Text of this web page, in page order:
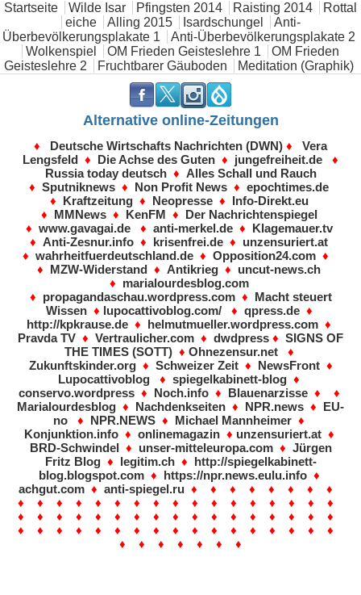
Hauptmenü
Startseite Wilde Isar Pfingsten 2014 Raisting 2014
Rottal
eiche
Alling 2015 Isardschungel
Anti-
Überbevölkerungsplakate 1
Anti-Überbevölkerungsplakate 2
Wolkenspiel
OM Frieden Geisteslehre 1
OM Frieden
Geisteslehre 2
Fruchtbarer Gäuboden Meditation (Graphik)
. . . .
Alternative online-Zeitungen
♦ Deutsche Wirtschafts Nachrichten (DWN) ♦ Vera
Lengsfeld ♦ Die Achse des Guten ♦ jungefreiheit.de
♦
Russia today deutsch♦ Alles Schall und Rauch
♦ Sputniknews ♦ Non Profit News ♦ epochtimes.de
♦
Kraftzeitung♦ Neopresse♦
Info-Direkt.eu
♦
MMNews♦ KenFM ♦
Der Nachrichtenspiegel
♦ www.gavagai.de ♦ anti-merkel.de♦
Klagemauer.tv
♦ Anti-Zesnur.info ♦ krisenfrei.de ♦ unzensuriert.at
♦ wahrheitfuerdeutschland.de ♦ Opposition24.com ♦
♦
MZW-Widerstand ♦ Antikrieg ♦ uncut-news.ch
♦ marialourdesblog.com
♦ propagandaschau.wordpress.com ♦
Macht steuert
Wissen♦ lupocattivoblog.com/ ♦ qpress.de♦
http://kpkrause.de ♦ helmutmueller.wordpress.com ♦
Pravda TV ♦ Vertraulicher.com ♦ dwdpress ♦ SIGNS OF
THE TIMES (SOTT) ♦ Ohnezensur.net♦
Zukunftskinder.org♦ Schweizer Zeit♦ NewsFront♦
Lupocattivoblog ♦ spiegelkabinett-blog ♦
conservo.wordpress♦ Noch.info♦ Blauenarzisse♦ ♦
Marialourdesblog ♦ Nachdenkseiten ♦ NPR.news ♦
EU-
no ♦ NPR.NEWS ♦ Michael Mannheimer ♦
Konjunktion.info♦ onlinemagazin♦ unzensuriert.at♦
BRD-Schwindel
♦ unser-mitteleuropa.com♦ Jürgen
Fritz Blog♦ legitim.ch♦
http://spiegelkabinett-
blog.blogspot.com♦ https://npr.news.eulu.info♦
achgut.com ♦ anti-spiegel.ru ♦ ♦ ♦ ♦ ♦ ♦ ♦ ♦
♦ ♦ ♦ ♦ ♦ ♦ ♦ ♦ ♦ ♦ ♦ ♦ ♦ ♦ ♦ ♦ ♦
♦ ♦ ♦ ♦ ♦ ♦ ♦ ♦ ♦ ♦ ♦ ♦ ♦ ♦ ♦ ♦ ♦
♦ ♦ ♦ ♦ ♦ ♦ ♦ ♦ ♦ ♦ ♦ ♦ ♦ ♦ ♦ ♦ ♦
♦ ♦ ♦ ♦ ♦ ♦ ♦